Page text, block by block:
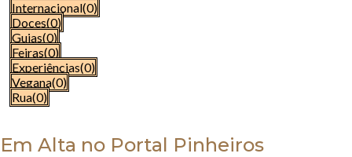
Internacional(0)
Doces(0)
Guias(0)
Feiras(0)
Experiências(0)
Vegana(0)
Rua(0)
Em Alta no Portal Pinheiros